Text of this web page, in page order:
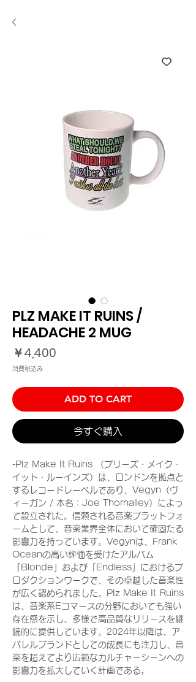
PLZ MAKE IT RUINS /
HEADACHE 2 MUG
￥4,400
消費税込み
ADD TO CART
今すぐ購入
-PIz Make It Ruins （プリーズ・メイク・
イット・ルーインズ）は、ロンドンを拠点と
するレコードレーベルであり、Vegyn（ヴ
ィーガン / 本名：Joe Thornalley）によっ
て設立された。信頼される音楽プラットフォ
ームとして、音楽業界全体において確固たる
影響力を持っています。Vegynは、Frank
Oceanの高い評価を受けたアルバム
『Blonde」および「Endless」におけるプ
ロダクションワークで、その卓越した音楽性
が広く認められました。PIz Make It Ruins
は、音楽系Eコマースの分野においても強い
存在感を示し、多様で高品質なリリースを継
続的に提供しています。2024年以降は、ア
パレルプランドとしての成長にも注力し、音
楽を超えてより広範なカルチャーシーンへの
影響力を拡大していく計画である。